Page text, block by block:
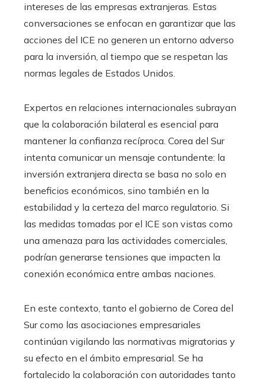
intereses de las empresas extranjeras. Estas
conversaciones se enfocan en garantizar que las
acciones del ICE no generen un entorno adverso
para la inversión, al tiempo que se respetan las
normas legales de Estados Unidos.
Expertos en relaciones internacionales subrayan
que la colaboración bilateral es esencial para
mantener la confianza recíproca. Corea del Sur
intenta comunicar un mensaje contundente: la
inversión extranjera directa se basa no solo en
beneficios económicos, sino también en la
estabilidad y la certeza del marco regulatorio. Si
las medidas tomadas por el ICE son vistas como
una amenaza para las actividades comerciales,
podrían generarse tensiones que impacten la
conexión económica entre ambas naciones.
En este contexto, tanto el gobierno de Corea del
Sur como las asociaciones empresariales
continúan vigilando las normativas migratorias y
su efecto en el ámbito empresarial. Se ha
fortalecido la colaboración con autoridades tanto